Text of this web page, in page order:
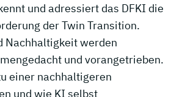
und adressiert das DFKI die
der Twin Transition.
Nachhaltigkeit werden
und vorangetrieben.
einer nachhaltigeren
und wie KI selbst